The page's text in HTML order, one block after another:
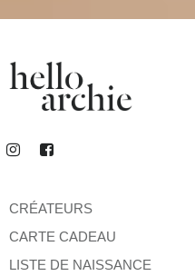
CRÉATEURS
CARTE CADEAU
LISTE DE NAISSANCE